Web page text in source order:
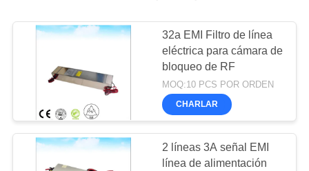
32a EMI Filtro de línea
eléctrica para cámara de
bloqueo de RF
MOQ:10 PCS POR ORDEN
CHARLAR
2 líneas 3A señal EMI
línea de alimentación